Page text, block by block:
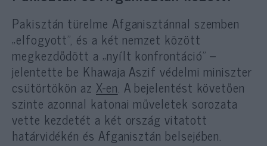
Pakisztán türelme Afganisztánnal szemben
„elfogyott”, és a két nemzet között
megkezdődött a „nyílt konfrontáció” –
jelentette be Khawaja Aszif védelmi miniszter
csütörtökön az X-en. A bejelentést követően
szinte azonnal katonai műveletek sorozata
vette kezdetét a két ország vitatott
határvidékén és Afganisztán belsejében.